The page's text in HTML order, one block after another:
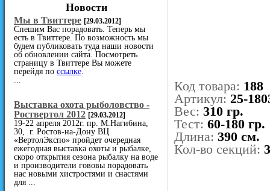
Новости
Мы в Твиттере [29.03.2012]
Спешим Вас порадовать. Теперь мы
есть в Твиттере. По возможность мы
будем публиковать туда наши новости
об обновлении сайта. Посмотреть
страницу в Твиттере Вы можете
перейдя по ссылке
Выставка охота рыболовство -
Роствертол 2012 [29.03.2012]
19-22 апреля 2012г. пр. М.Нагибина,
30, г. Ростов-на-Дону ВЦ
«ВертолЭкспо» пройдет очередная
ежегодная выставка охоты и рыбалке,
скоро открытия сезона рыбалку на воде
и производители гововы порадовать
нас новыми хистростями и снастями
для ...
Код товара: 188
Артикул: 25-
Вес: 310 гр.
Тест: 60-180 гр.
Длина: 390 см.
Кол-во секций: